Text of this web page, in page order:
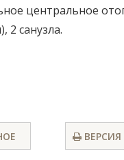
центральное
2 санузла.